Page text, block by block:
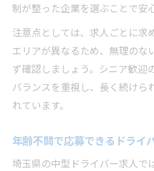
制が整った企業を選ぶことで安
注意点としては、求人ごとに求
エリアが異なるため、無理のな
ず確認しましょう。シニア歓迎
バランスを重視し、長く続けら
れています。
年齢不問で応募できるドライ
埼玉県の中型ドライバー求人で